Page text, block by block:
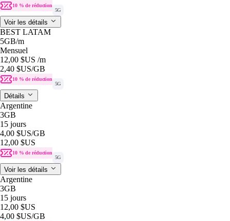
10 % de réduction
5G
Voir les détails
BEST LATAM
5GB/m
Mensuel
12,00 $US /m
2,40 $US/GB
10 % de réduction
5G
Détails
Argentine
3GB
15 jours
4,00 $US/GB
12,00 $US
10 % de réduction
5G
Voir les détails
Argentine
3GB
15 jours
12,00 $US
4,00 $US/GB